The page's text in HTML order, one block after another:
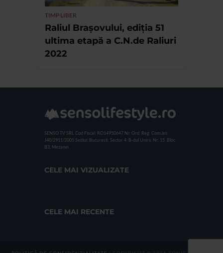
TIMP LIBER
Raliul Brașovului, ediția 51
ultima etapă a C.N.de Raliuri
2022
SENSO TV SRL Cod Fiscal: RO14950647 Nr. Ord. Reg. Com./an:
J40/2911/2005 Sediul: Bucuresti, Sector 4, B-dul Unirii, Nr. 15, Bloc
B3, Mezanin
CELE MAI VIZUALIZATE
CELE MAI RECENTE